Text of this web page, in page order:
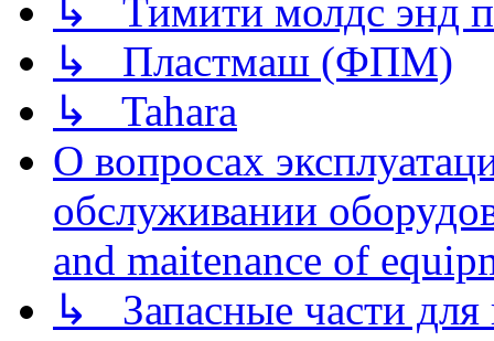
↳ Тимити молдс энд
↳ Пластмаш (ФПМ)
↳ Tahara
О вопросах
обслуживании
and maitenance of
↳ Запасные части для